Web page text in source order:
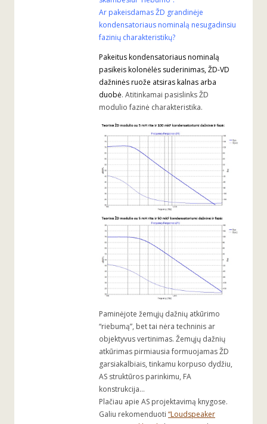
Ar pakeisdamas ŽD grandinėje
kondensatoriaus nominalą nesugadinsiu
fazinių charakteristikų?
Pakeitus kondensatoriaus nominalą
pasikeis kolonėlės suderinimas, ŽD-VD
dažninės ruože atsiras kalnas arba
duobė. Atitinkamai pasislinks ŽD
modulio fazinė charakteristika.
Paminėjote žemųjų dažnių atkūrimo
“riebumą”, bet tai nėra techninis ar
objektyvus vertinimas. Žemųjų dažnių
atkūrimas pirmiausia formuojamas ŽD
garsiakalbiais, tinkamu korpuso dydžiu,
AS struktūros parinkimu, FA
konstrukcija…
Plačiau apie AS projektavimą knygose.
Galiu rekomenduoti “Loudspeaker